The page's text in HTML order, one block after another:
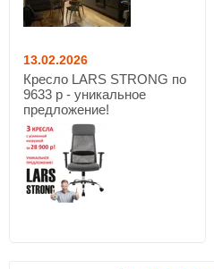
13.02.2026
Кресло LARS STRONG по
9633 р - уникальное
предложение!